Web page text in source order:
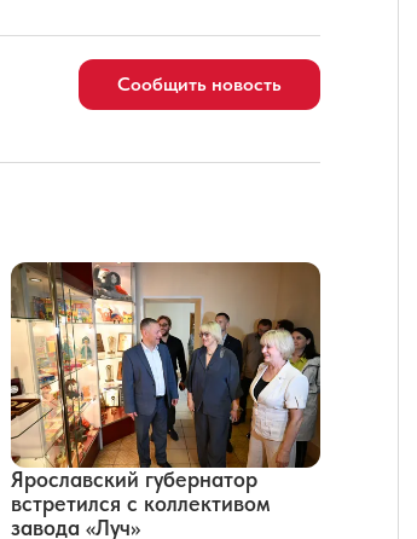
Сообщить новость
Ярославский губернатор
встретился с коллективом
завода «Луч»